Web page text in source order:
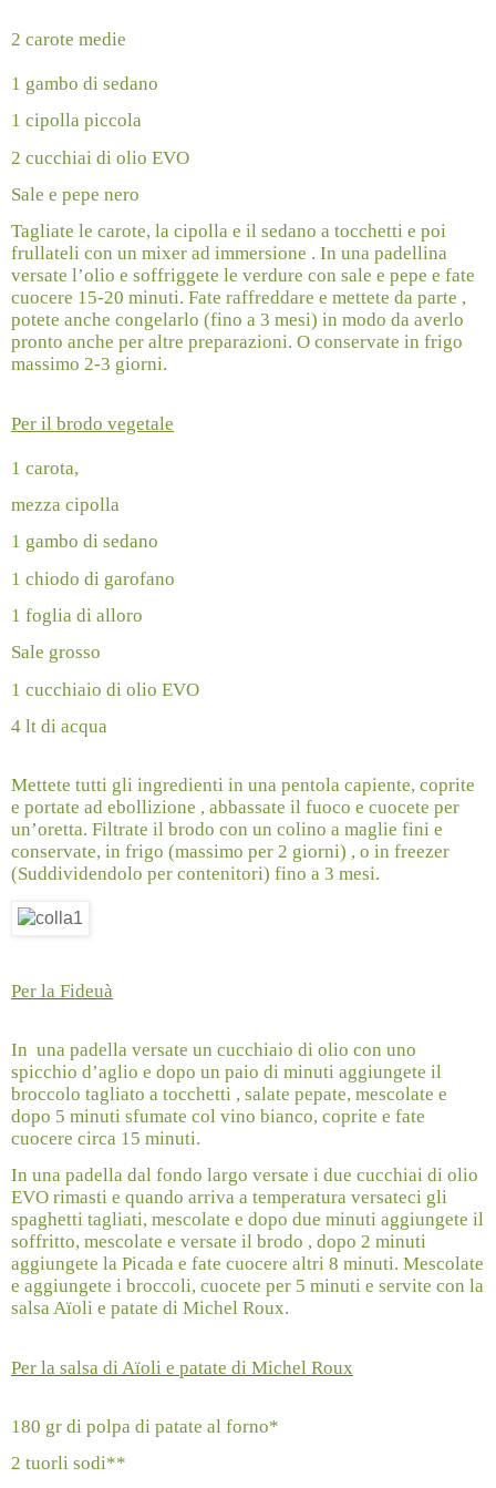
2 carote medie
1 gambo di sedano
1 cipolla piccola
2 cucchiai di olio EVO
Sale e pepe nero
Tagliate le carote, la cipolla e il sedano a tocchetti e poi
frullateli con un mixer ad immersione . In una padellina
versate l’olio e soffriggete le verdure con sale e pepe e fate
cuocere 15-20 minuti. Fate raffreddare e mettete da parte ,
potete anche congelarlo (fino a 3 mesi) in modo da averlo
pronto anche per altre preparazioni. O conservate in frigo
massimo 2-3 giorni.
Per il brodo vegetale
1 carota,
mezza cipolla
1 gambo di sedano
1 chiodo di garofano
1 foglia di alloro
Sale grosso
1 cucchiaio di olio EVO
4 lt di acqua
Mettete tutti gli ingredienti in una pentola capiente, coprite
e portate ad ebollizione , abbassate il fuoco e cuocete per
un’oretta. Filtrate il brodo con un colino a maglie fini e
conservate, in frigo (massimo per 2 giorni) , o in freezer
(Suddividendolo per contenitori) fino a 3 mesi.
Per la Fideuà
In una padella versate un cucchiaio di olio con uno
spicchio d’aglio e dopo un paio di minuti aggiungete il
broccolo tagliato a tocchetti , salate pepate, mescolate e
dopo 5 minuti sfumate col vino bianco, coprite e fate
cuocere circa 15 minuti.
In una padella dal fondo largo versate i due cucchiai di olio
EVO rimasti e quando arriva a temperatura versateci gli
spaghetti tagliati, mescolate e dopo due minuti aggiungete il
soffritto, mescolate e versate il brodo , dopo 2 minuti
aggiungete la Picada e fate cuocere altri 8 minuti. Mescolate
e aggiungete i broccoli, cuocete per 5 minuti e servite con la
salsa Aïoli e patate di Michel Roux.
Per la salsa di Aïoli e patate di Michel Roux
180 gr di polpa di patate al forno*
2 tuorli sodi**